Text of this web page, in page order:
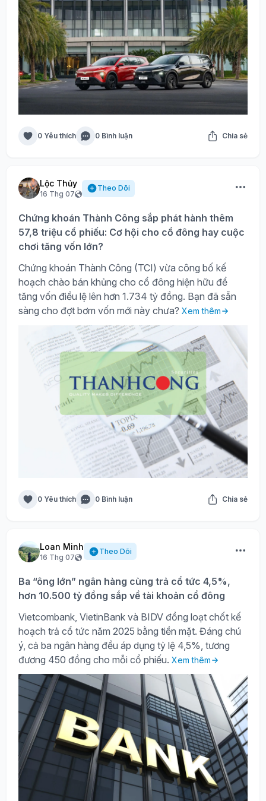
0 Yêu thích 0 Bình luận Chia sẻ
Lộc Thủy
16 Thg 07
Theo Dõi
Chứng khoán Thành Công sắp phát hành thêm
57,8 triệu cổ phiếu: Cơ hội cho cổ đông hay cuộc
chơi tăng vốn lớn?
Chứng khoán Thành Công (TCI) vừa công bố kế
hoạch chào bán khủng cho cổ đông hiện hữu để
tăng vốn điều lệ lên hơn 1.734 tỷ đồng. Bạn đã sẵn
sàng cho đợt bơm vốn mới này chưa? Xem thêm
0 Yêu thích 0 Bình luận Chia sẻ
Loan Minh
16 Thg 07
Theo Dõi
Ba “ông lớn” ngân hàng cùng trả cổ tức 4,5%,
hơn 10.500 tỷ đồng sắp về tài khoản cổ đông
Vietcombank, VietinBank và BIDV đồng loạt chốt kế
hoạch trả cổ tức năm 2025 bằng tiền mặt. Đáng chú
ý, cả ba ngân hàng đều áp dụng tỷ lệ 4,5%, tương
đương 450 đồng cho mỗi cổ phiếu. Xem thêm